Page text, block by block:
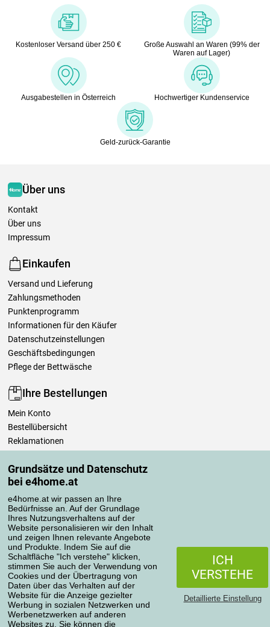
Grundsätze und Datenschutz
bei e4home.at
e4home.at wir passen an Ihre
Bedürfnisse an. Auf der Grundlage
Ihres Nutzungsverhaltens auf der
Website personalisieren wir den Inhalt
und zeigen Ihnen relevante Angebote
und Produkte. Indem Sie auf die
Schaltfläche "Ich verstehe" klicken,
stimmen Sie auch der Verwendung von
Cookies und der Übertragung von
Daten über das Verhalten auf der
Website für die Anzeige gezielter
Werbung in sozialen Netzwerken und
Werbenetzwerken auf anderen
Websites zu. Sie können die
ICH
VERSTEHE
Detaillierte Einstellung
Kostenloser Versand über 250 €
Große Auswahl an Waren (99% der
Waren auf Lager)
Ausgabestellen in Österreich Hochwertiger Kundenservice
Geld-zurück-Garantie
Über uns
Kontakt
Über uns
Impressum
Einkaufen
Versand und Lieferung
Zahlungsmethoden
Punktenprogramm
Informationen für den Käufer
Datenschutzeinstellungen
Geschäftsbedingungen
Pflege der Bettwäsche
Ihre Bestellungen
Mein Konto
Bestellübersicht
Reklamationen
Einfach mehr wissen
Richtlinien zur Verarbeitung von Bewertungen
Transportarten
Zahlungsmethoden